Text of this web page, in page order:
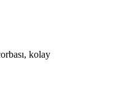
kolay